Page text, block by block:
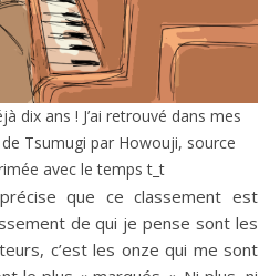
dix ans ! J’ai retrouvé dans mes
Tsumugi par Howouji, source
avec le temps t_t
que ce classement est
de qui je pense sont les
c’est les onze qui me sont